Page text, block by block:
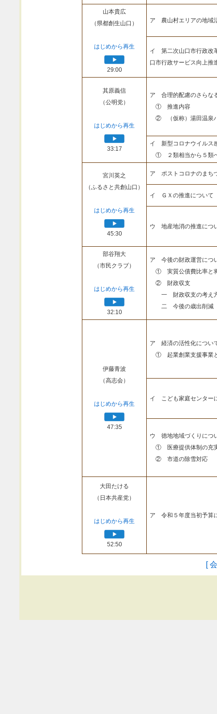
山本貴広
（県都創生山口）
はじめから再生
29:00
ア 農山村エリアの地域
イ 第二次山口市行政改
口市行政サービス向上推
其原義信
（公明党）
はじめから再生
33:17
ア 合理的配慮のさらな
① 推進内容
② （仮称）湯田温泉
イ 新型コロナウイルス
① ２類相当から５類
宮川英之
（ふるさと共創山口）
はじめから再生
45:30
ア ポストコロナのまち
イ ＧＸの推進について
ウ 地産地消の推進につ
部谷翔大
（市民クラブ）
はじめから再生
32:10
ア 今後の財政運営につ
① 実質公債費比率と
② 財政収支
一 財政収支の考え
二 今後の歳出削減
伊藤青波
（高志会）
はじめから再生
47:35
ア 経済の活性化につい
① 起業創業支援事業
イ こども家庭センター
ウ 徳地地域づくりにつ
① 医療提供体制の充
② 市道の除雪対応
大田たける
（日本共産党）
はじめから再生
52:50
ア 令和５年度当初予算
[